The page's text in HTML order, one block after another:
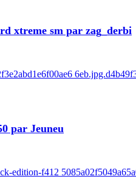
xtreme sm par zag_derbi
par Jeuneu
edition-f412